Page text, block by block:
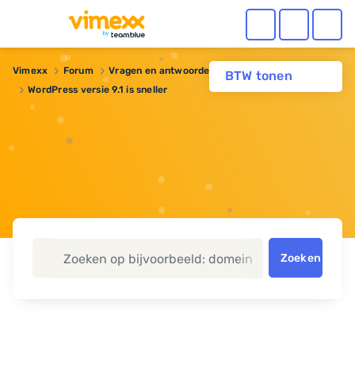
BTW tonen
Vimexx Forum Vragen en antwoorden
Webhosting
WordPress versie 9.1 is sneller
Zoeken